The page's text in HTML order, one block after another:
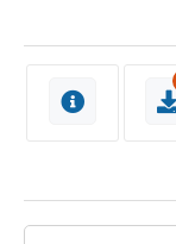
Ouvidoria